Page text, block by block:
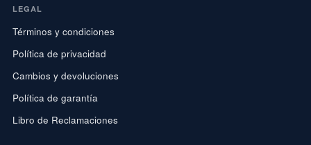
LEGAL
Términos y condiciones
Política de privacidad
Cambios y devoluciones
Política de garantía
Libro de Reclamaciones